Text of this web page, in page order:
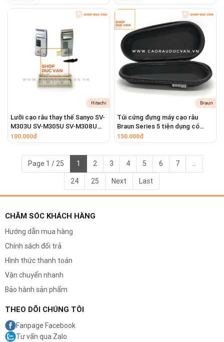
Cách thay lưỡi dao
Việc thay thế lưỡi dao Codos rất đơn giản:
Tắt nguồn điện của tông đơ.
Tháo lưỡi dao cũ ra khỏi tông đơ.
Đặt lưỡi dao mới vào đúng vị trí lắp, nhẹ nhàng
ấn vào là xong.
Lưu ý
Để duy trì độ sắc bén của lưỡi dao và kéo dài
tuổi thọ sử dụng, vui lòng vệ sinh và bôi trơn
lưỡi dao thường xuyên.
Không sử dụng chất lỏng ăn mòn để vệ sinh
lưỡi dao.
Hãy cẩn thận khi thay thế lưỡi dao để tránh bị
Hitachi
Lưỡi cạo râu thay thế Sanyo SV-
M303U SV-M305U SV-M308U
SV-M730 SV-M701
100.000đ
Braun
Túi cứng đựng máy cạo râu
Braun Series 5 tiện dụng có
khóa kéo mang theo du lịch
150.000đ
Page 1 / 25 1 2 3 4 5 6 7
24 25 Next Last
CHĂM SÓC KHÁCH HÀNG
Hướng dẫn mua hàng
Chính sách đổi trả
Hình thức thanh toán
Vận chuyển nhanh
Bảo hành sản phẩm
THEO DÕI CHÚNG TÔI
Fanpage Facebook
Tư vấn qua Zalo